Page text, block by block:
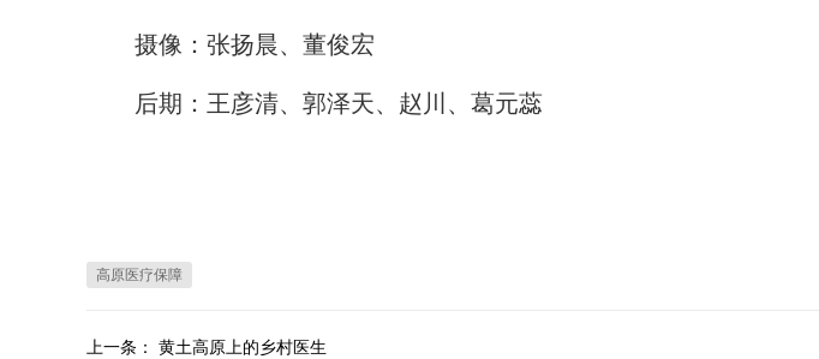
摄像：张扬晨、董俊宏
后期：王彦清、郭泽天、赵川、葛元蕊
高原医疗保障
上一条： 黄土高原上的乡村医生